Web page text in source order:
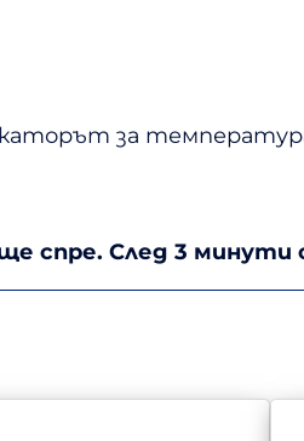
за
спре. След 3 минути